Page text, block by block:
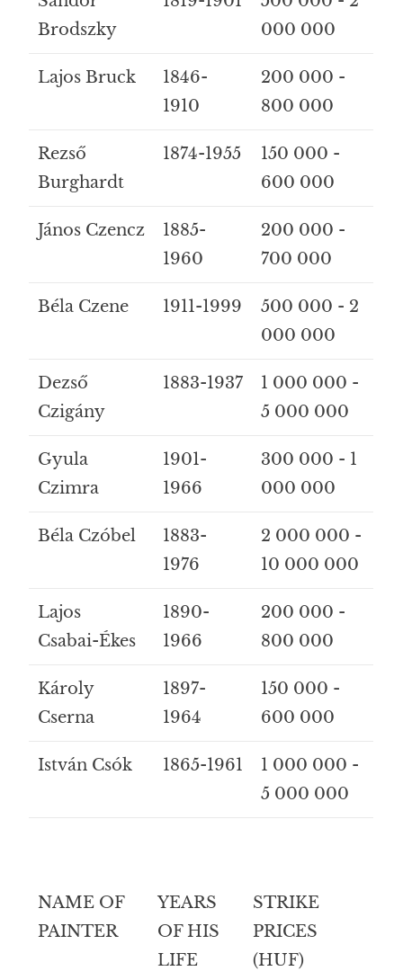
Brodszky
000 000
Lajos Bruck
1846-
1910
200 000 -
800 000
Rezső
Burghardt
1874-1955
150 000 -
600 000
János Czencz
1885-
1960
200 000 -
700 000
Béla Czene 1911-1999
500 000 - 2
000 000
Dezső
Czigány
1883-1937
1 000 000 -
5 000 000
Gyula
Czimra
1901-
1966
300 000 - 1
000 000
Béla Czóbel
1883-
1976
2 000 000 -
10 000 000
Lajos
Csabai-Ékes
1890-
1966
200 000 -
800 000
Károly
Cserna
1897-
1964
150 000 -
600 000
István Csók 1865-1961
1 000 000 -
5 000 000
NAME OF
PAINTER
YEARS
OF HIS
LIFE
STRIKE
PRICES
(HUF)